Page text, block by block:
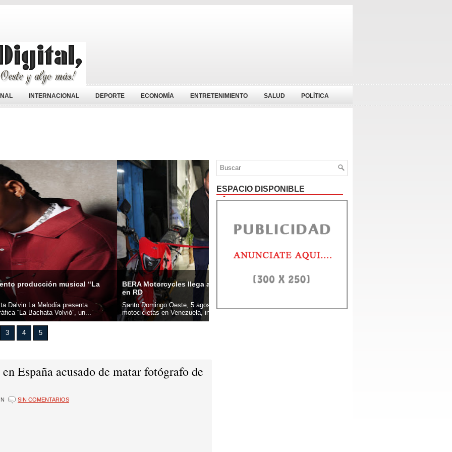
INTERNACIONAL DEPORTE ECONOMÍA ENTRETENIMIENTO SALUD POLÍTICA
llega al sector Herrera e inaugura su primera sede
Oeste, 5 agosto 2026.- BERA Motorcycles, marca líder en
en Venezuela, inauguró oficialmente su primera sede en...
3 4 5
España acusado de matar fotógrafo de
SIN COMENTARIOS
ESPACIO DISPONIBLE